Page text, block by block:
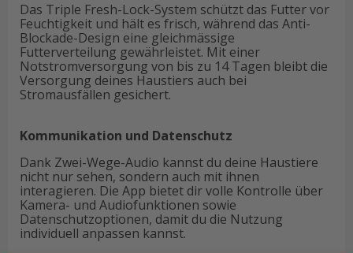
Das Triple Fresh-Lock-System schützt das Futter vor
Feuchtigkeit und hält es frisch, während das Anti-
Blockade-Design eine gleichmässige
Futterverteilung gewährleistet. Mit einer
Notstromversorgung von bis zu 14 Tagen bleibt die
Versorgung deines Haustiers auch bei
Stromausfällen gesichert.
Kommunikation und Datenschutz
Dank Zwei-Wege-Audio kannst du deine Haustiere
nicht nur sehen, sondern auch mit ihnen
interagieren. Die App bietet dir volle Kontrolle über
Kamera- und Audiofunktionen sowie
Datenschutzoptionen, damit du die Nutzung
individuell anpassen kannst.